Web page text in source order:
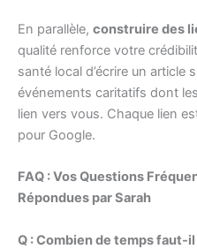
En parallèle, construire des
qualité renforce votre
santé local d’écrire un article
événements caritatifs dont
lien vers vous. Chaque lien
pour Google.
FAQ : Vos Questions
Répondues par Sarah
Q : Combien de temps faut-